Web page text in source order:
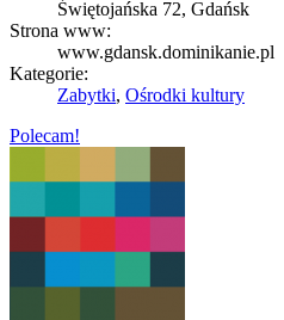
Świętojańska 72, Gdańsk
Strona www:
www.gdansk.dominikanie.pl
Kategorie:
Zabytki, Ośrodki kultury
Polecam!